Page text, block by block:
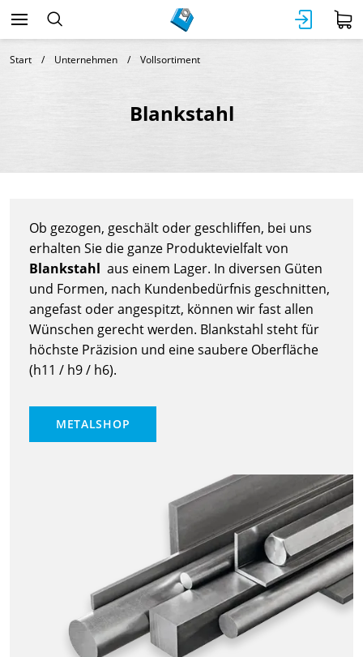
Start Unternehmen Vollsortiment
Blankstahl
Ob gezogen, geschält oder geschliffen, bei uns
erhalten Sie die ganze Produktevielfalt von
Blankstahl aus einem Lager. In diversen Güten
und Formen, nach Kundenbedürfnis geschnitten,
angefast oder angespitzt, können wir fast allen
Wünschen gerecht werden. Blankstahl steht für
höchste Präzision und eine saubere Oberfläche
(h11 / h9 / h6).
METALSHOP